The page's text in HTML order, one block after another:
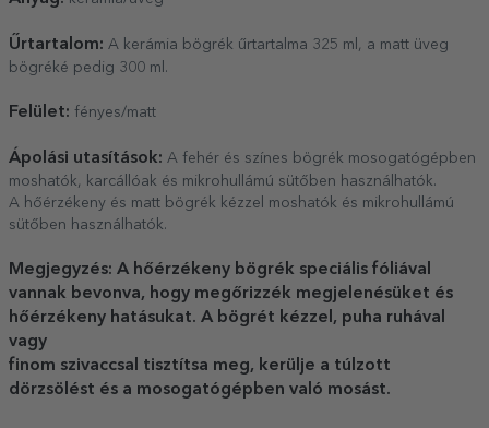
Űrtartalom: A kerámia bögrék űrtartalma 325 ml, a matt üveg
bögréké pedig 300 ml.
Felület: fényes/matt
Ápolási utasítások: A fehér és színes bögrék mosogatógépben
moshatók, karcállóak és mikrohullámú sütőben használhatók.
A hőérzékeny és matt bögrék kézzel moshatók és mikrohullámú
sütőben használhatók.
Megjegyzés: A hőérzékeny bögrék speciális fóliával
vannak bevonva, hogy megőrizzék megjelenésüket és
hőérzékeny hatásukat. A bögrét kézzel, puha ruhával
vagy
finom szivaccsal tisztítsa meg, kerülje a túlzott
dörzsölést és a mosogatógépben való mosást.